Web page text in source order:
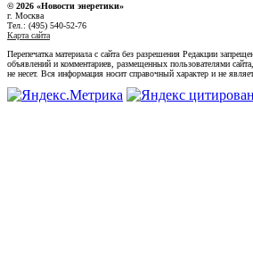
© 2026 «Новости энеретики»
г. Москва
Тел.: (495) 540-52-76
Карта сайта
Перепечатка материала с сайта без разрешения Редакции
объявлений и комментариев, размещенных пользователями
не несет. Вся информация носит справочный характер и не